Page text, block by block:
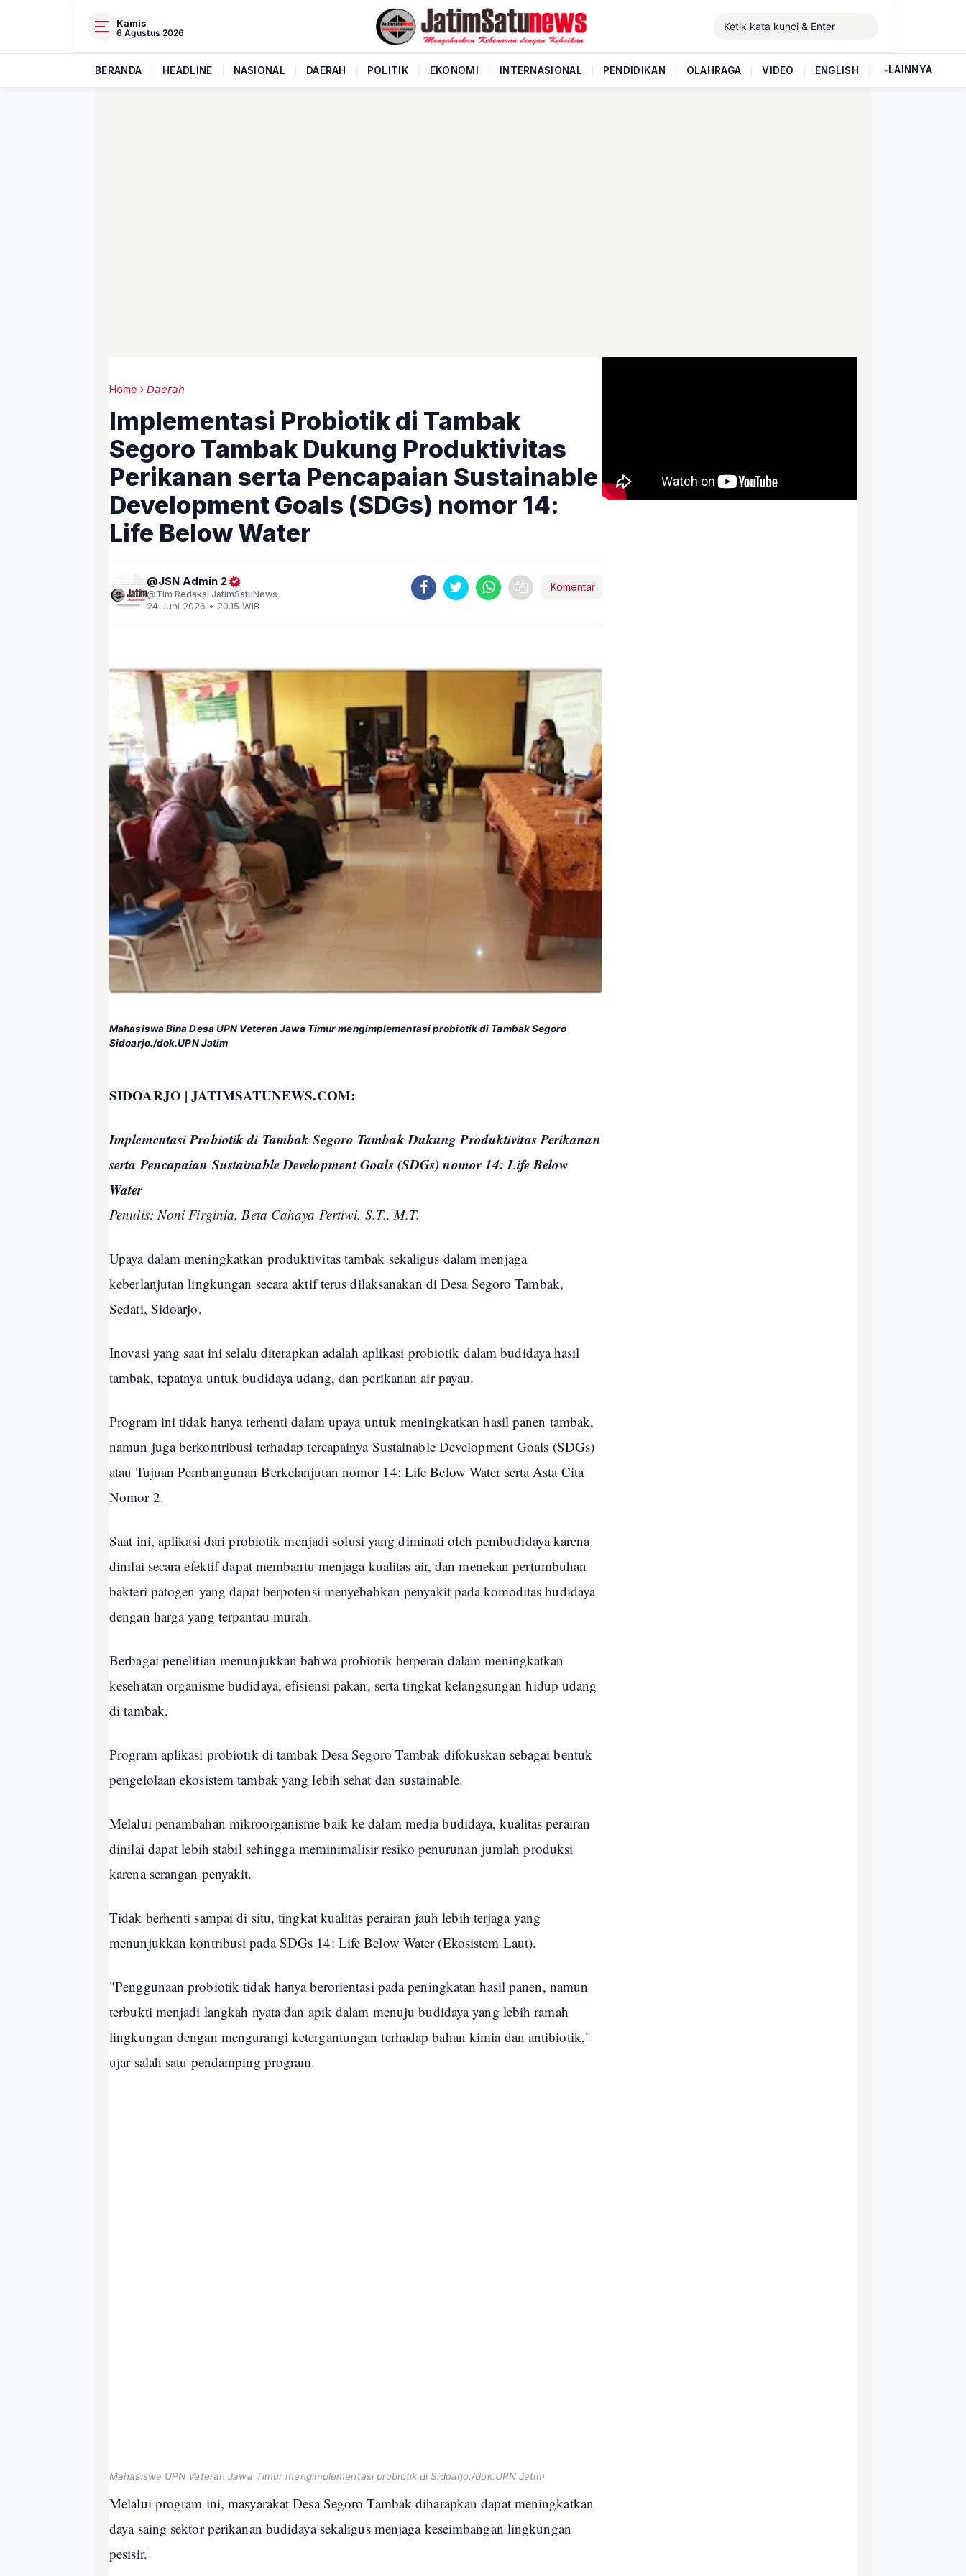
Kamis
6 Agustus 2026
BERANDA HEADLINE NASIONAL DAERAH POLITIK EKONOMI INTERNASIONAL PENDIDIKAN OLAHRAGA VIDEO ENGLISH LAINNYA
Home 𝘋𝘢𝘦𝘳𝘢𝘩
Implementasi Probiotik di Tambak
Segoro Tambak Dukung Produktivitas
Perikanan serta Pencapaian Sustainable
Development Goals (SDGs) nomor 14:
Life Below Water
JSN Admin 2
Tim Redaksi JatimSatuNews
24 Juni 2026 • 20.15 WIB
Komentar
Mahasiswa Bina Desa UPN Veteran Jawa Timur mengimplementasi probiotik di Tambak Segoro
Sidoarjo./dok.UPN Jatim
SIDOARJO | JATIMSATUNEWS.COM:
Implementasi Probiotik di Tambak Segoro Tambak Dukung Produktivitas Perikanan
serta Pencapaian Sustainable Development Goals (SDGs) nomor 14: Life Below
Water
Penulis: Noni Firginia, Beta Cahaya Pertiwi, S.T., M.T.
Upaya dalam meningkatkan produktivitas tambak sekaligus dalam menjaga
keberlanjutan lingkungan secara aktif terus dilaksanakan di Desa Segoro Tambak,
Sedati, Sidoarjo.
Inovasi yang saat ini selalu diterapkan adalah aplikasi probiotik dalam budidaya hasil
tambak, tepatnya untuk budidaya udang, dan perikanan air payau.
Program ini tidak hanya terhenti dalam upaya untuk meningkatkan hasil panen tambak,
namun juga berkontribusi terhadap tercapainya Sustainable Development Goals (SDGs)
atau Tujuan Pembangunan Berkelanjutan nomor 14: Life Below Water serta Asta Cita
Nomor 2.
Saat ini, aplikasi dari probiotik menjadi solusi yang diminati oleh pembudidaya karena
dinilai secara efektif dapat membantu menjaga kualitas air, dan menekan pertumbuhan
bakteri patogen yang dapat berpotensi menyebabkan penyakit pada komoditas budidaya
dengan harga yang terpantau murah.
Berbagai penelitian menunjukkan bahwa probiotik berperan dalam meningkatkan
kesehatan organisme budidaya, efisiensi pakan, serta tingkat kelangsungan hidup udang
di tambak.
Program aplikasi probiotik di tambak Desa Segoro Tambak difokuskan sebagai bentuk
pengelolaan ekosistem tambak yang lebih sehat dan sustainable.
Melalui penambahan mikroorganisme baik ke dalam media budidaya, kualitas perairan
dinilai dapat lebih stabil sehingga meminimalisir resiko penurunan jumlah produksi
karena serangan penyakit.
Tidak berhenti sampai di situ, tingkat kualitas perairan jauh lebih terjaga yang
menunjukkan kontribusi pada SDGs 14: Life Below Water (Ekosistem Laut).
"Penggunaan probiotik tidak hanya berorientasi pada peningkatan hasil panen, namun
terbukti menjadi langkah nyata dan apik dalam menuju budidaya yang lebih ramah
lingkungan dengan mengurangi ketergantungan terhadap bahan kimia dan antibiotik,"
ujar salah satu pendamping program.
Mahasiswa UPN Veteran Jawa Timur mengimplementasi probiotik di Sidoarjo./dok.UPN Jatim
Melalui program ini, masyarakat Desa Segoro Tambak diharapkan dapat meningkatkan
daya saing sektor perikanan budidaya sekaligus menjaga keseimbangan lingkungan
pesisir.